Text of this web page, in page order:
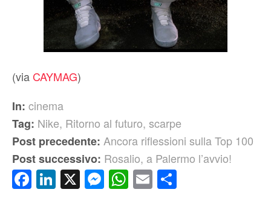
(via CAYMAG)
In: cinema
Tag: Nike, Ritorno al futuro, scarpe
Post precedente: Ancora riflessioni sulla Top 100
Post successivo: Rosalio, a Palermo l’avvio!
Facebook
LinkedIn
X Messenger
WhatsApp
Email